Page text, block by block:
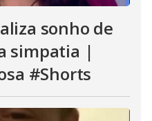
sonho de
simpatia |
#Shorts